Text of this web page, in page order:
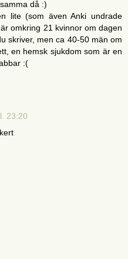
då :)
lite (som även Anki undrade
omkring 21 kvinnor om dagen
skriver, men ca 40-50 män om
en hemsk sjukdom som är en
:(
23:20